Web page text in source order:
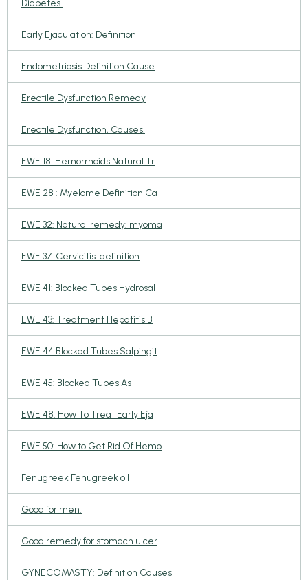
Diabetes.
Early Ejaculation: Definition
Endometriosis Definition Cause
Erectile Dysfunction Remedy
Erectile Dysfunction, Causes,
EWE 18: Hemorrhoids Natural Tr
EWE 28 : Myelome Definition Ca
EWE 32: Natural remedy: myoma
EWE 37: Cervicitis: definition
EWE 41: Blocked Tubes Hydrosal
EWE 43: Treatment Hepatitis B
EWE 44:Blocked Tubes Salpingit
EWE 45: Blocked Tubes As
EWE 48: How To Treat Early Eja
EWE 50: How to Get Rid Of Hemo
Fenugreek Fenugreek oil
Good for men.
Good remedy for stomach ulcer
GYNECOMASTY: Definition Causes